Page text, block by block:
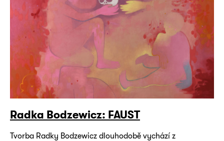
Radka Bodzewicz: FAUST
Tvorba Radky Bodzewicz dlouhodobě vychází z